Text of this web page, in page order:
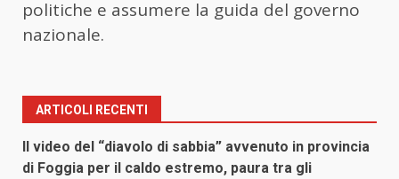
politiche e assumere la guida del governo
nazionale.
ARTICOLI RECENTI
Il video del “diavolo di sabbia” avvenuto in provincia
di Foggia per il caldo estremo, paura tra gli